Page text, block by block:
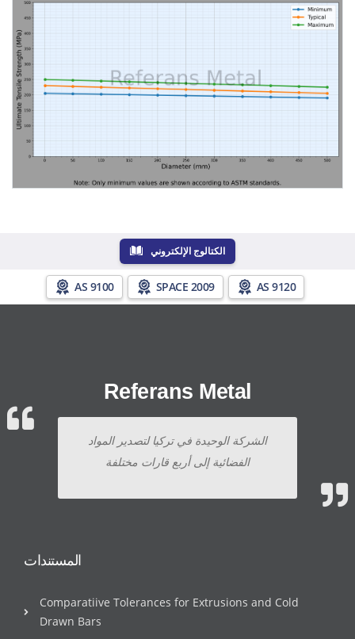
الكتالوج الإلكتروني
AS 9100 SPACE 2009 AS 9120
Referans Metal
الشركة الوحيدة في تركيا لتصدير المواد
الفضائية إلى أربع قارات مختلفة
المستندات
Comparatiive Tolerances for Extrusions and Cold
Drawn Bars